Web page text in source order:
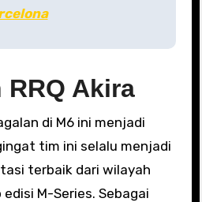
RRQ Akira
di M6 ini menjadi
tim ini selalu menjadi
terbaik dari wilayah
M-Series. Sebagai